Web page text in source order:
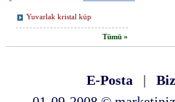
Yuvarlak kristal küp
Tümü »
E-Posta |